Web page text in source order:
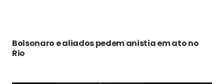
Bolsonaro e aliados pedem anistia em ato no
Rio